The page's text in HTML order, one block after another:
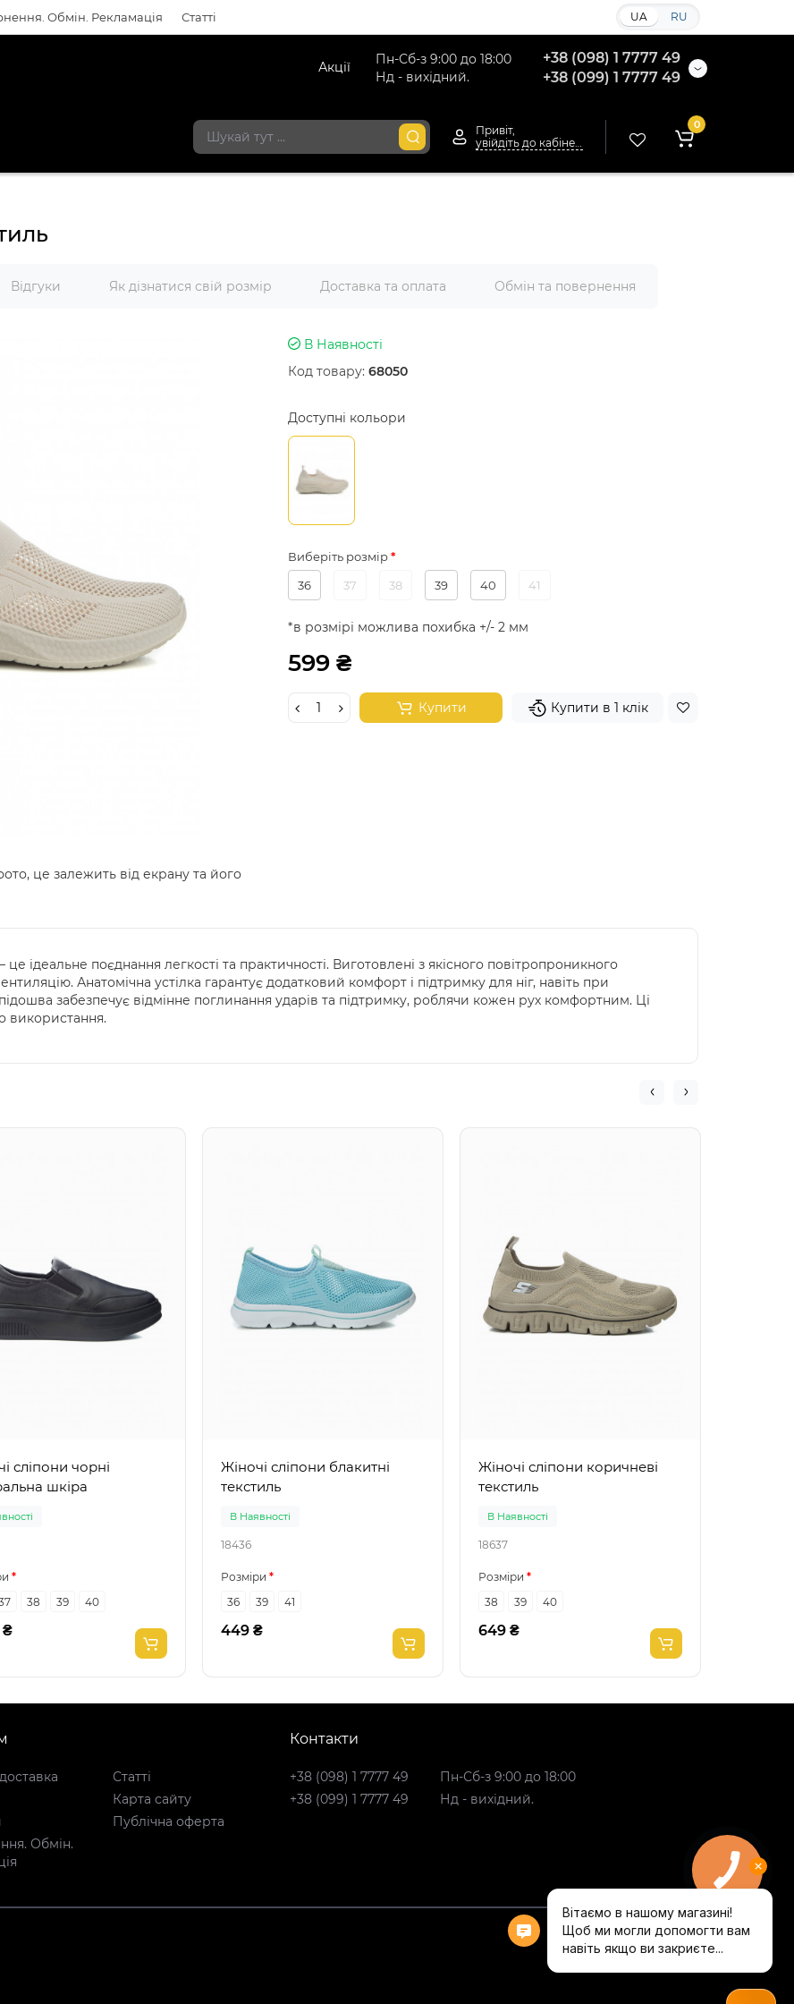
Обмін. Рекламація Статті UA RU
Пн-Сб-з 9:00 до 18:00
Нд - вихідний.
+38 (098) 1 7777 49
+38 (099) 1 7777 49
Акції
Привіт,
0
Відгуки Як дізнатися свій розмір Доставка та оплата Обмін та повернення
це залежить від екрану та його
В Наявності
Код товару: 68050
Доступні кольори
Виберіть розмір
36
37 38 39 40 41
*в розмірі можлива похибка +/- 2 мм
599 ₴
Купити Купити в 1 клік
ідеальне поєднання легкості та практичності. Виготовлені з якісного повітропроникного
Анатомічна устілка гарантує додатковий комфорт і підтримку для ніг, навіть при
забезпечує відмінне поглинання ударів та підтримку, роблячи кожен рух комфортним. Ці
використання.
чорні
шкіра
38 39 40
₴
Жіночі сліпони блакитні
текстиль
В Наявності
18436
Розміри
36
39 41
449 ₴
Жіночі сліпони коричневі
текстиль
В Наявності
18637
Розміри
38
39 40
649 ₴
Обмін.
Статті
Карта сайту
Публічна оферта
Контакти
+38 (098) 1 7777 49
+38 (099) 1 7777 49
Пн-Сб-з 9:00 до 18:00
Нд - вихідний.